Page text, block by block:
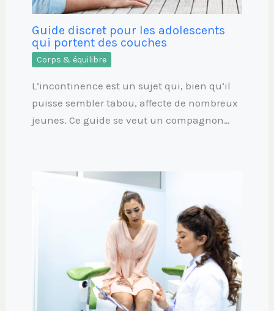
Guide discret pour les adolescents
qui portent des couches
Corps & équilibre
L’incontinence est un sujet qui, bien qu’il
puisse sembler tabou, affecte de nombreux
jeunes. Ce guide se veut un compagnon…